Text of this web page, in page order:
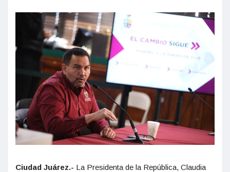
Ciudad Juárez.- La Presidenta de la República, Claudia